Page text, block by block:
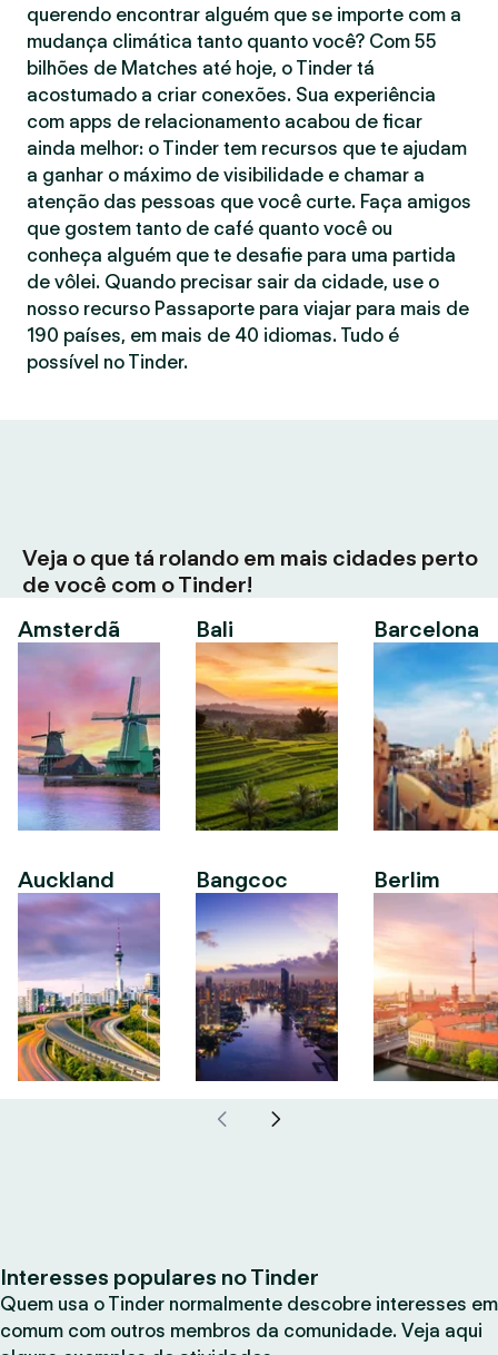
querendo encontrar alguém que se importe com a
mudança climática tanto quanto você? Com 55
bilhões de Matches até hoje, o Tinder tá
acostumado a criar conexões. Sua experiência
com apps de relacionamento acabou de ficar
ainda melhor: o Tinder tem recursos que te ajudam
a ganhar o máximo de visibilidade e chamar a
atenção das pessoas que você curte. Faça amigos
que gostem tanto de café quanto você ou
conheça alguém que te desafie para uma partida
de vôlei. Quando precisar sair da cidade, use o
nosso recurso Passaporte para viajar para mais de
190 países, em mais de 40 idiomas. Tudo é
possível no Tinder.
Veja o que tá rolando em mais cidades perto
de você com o Tinder!
Amsterdã
Auckland
Bali
Bangcoc
Barcelona
Berlim
Interesses populares no Tinder
Quem usa o Tinder normalmente descobre interesses em
comum com outros membros da comunidade. Veja aqui